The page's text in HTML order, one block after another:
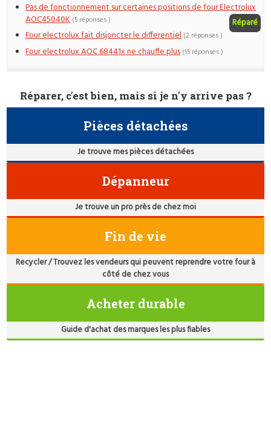
Pas de fonctionnement sur certaines positions de four Electrolux
AOC45040K
Réparé
(5 réponses )
Four electrolux fait disjoncter le differentiel (2 réponses )
Four electrolux AOC 68441x ne chauffe plus (15 réponses )
Réparer, c'est bien, mais si je n'y arrive pas ?
Pièces détachées
Je trouve mes pièces détachées
Dépanneur
Je trouve un pro près de chez moi
Fin de vie
Recycler / Trouvez les vendeurs qui peuvent reprendre votre four à
côté de chez vous
Acheter durable
Guide d'achat des marques les plus fiables